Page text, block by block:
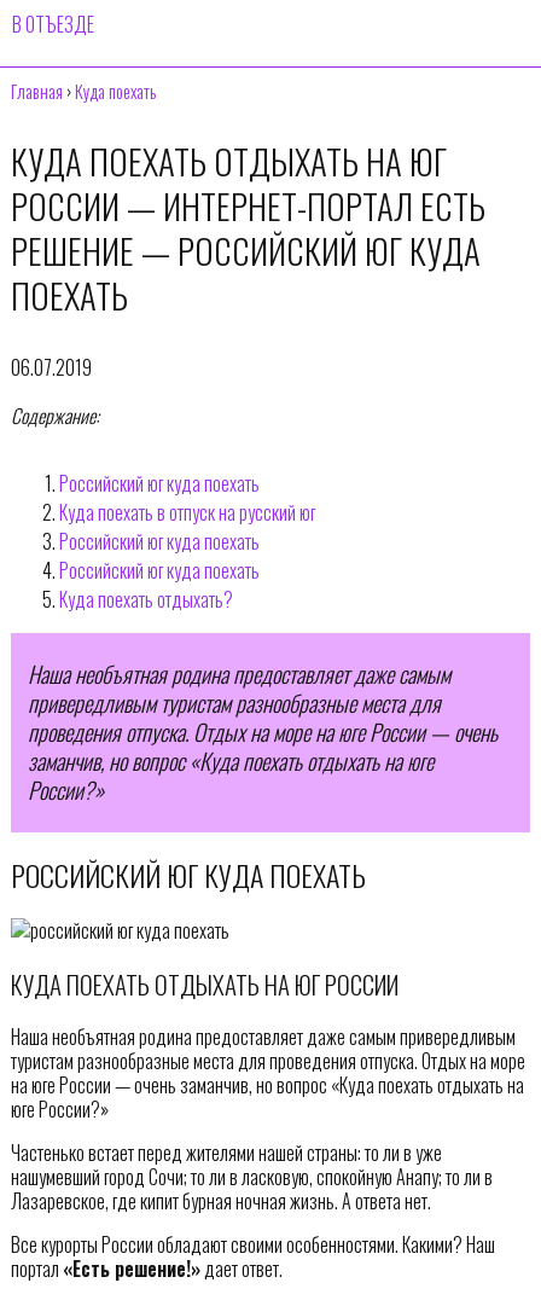
В ОТЪЕЗДЕ
Главная ›Куда поехать
КУДА ПОЕХАТЬ ОТДЫХАТЬ НА ЮГ
РОССИИ — ИНТЕРНЕТ-ПОРТАЛ ЕСТЬ
РЕШЕНИЕ — РОССИЙСКИЙ ЮГ КУДА
ПОЕХАТЬ
06.07.2019
Содержание:
Российский юг куда поехать
Куда поехать в отпуск на русский юг
Российский юг куда поехать
Российский юг куда поехать
Куда поехать отдыхать?
Наша необъятная родина предоставляет даже самым
привередливым туристам разнообразные места для
проведения отпуска. Отдых на море на юге России — очень
заманчив, но вопрос «Куда поехать отдыхать на юге
России?»
РОССИЙСКИЙ ЮГ КУДА ПОЕХАТЬ
КУДА ПОЕХАТЬ ОТДЫХАТЬ НА ЮГ РОССИИ
Наша необъятная родина предоставляет даже самым привередливым
туристам разнообразные места для проведения отпуска. Отдых на море
на юге России — очень заманчив, но вопрос «Куда поехать отдыхать на
юге России?»
Частенько встает перед жителями нашей страны: то ли в уже
нашумевший город Сочи; то ли в ласковую, спокойную Анапу; то ли в
Лазаревское, где кипит бурная ночная жизнь. А ответа нет.
Все курорты России обладают своими особенностями. Какими? Наш
портал «Есть решение!»дает ответ.